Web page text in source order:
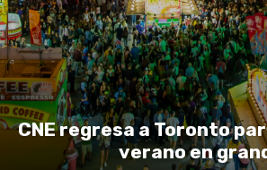
CNE regresa a Toronto
verano en